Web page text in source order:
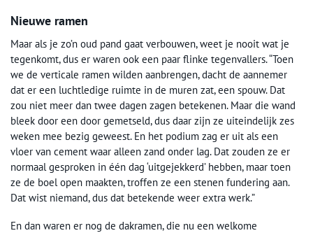
Nieuwe ramen
Maar als je zo’n oud pand gaat verbouwen, weet je nooit wat je
tegenkomt, dus er waren ook een paar flinke tegenvallers. “Toen
we de verticale ramen wilden aanbrengen, dacht de aannemer
dat er een luchtledige ruimte in de muren zat, een spouw. Dat
zou niet meer dan twee dagen zagen betekenen. Maar die wand
bleek door een door gemetseld, dus daar zijn ze uiteindelijk zes
weken mee bezig geweest. En het podium zag er uit als een
vloer van cement waar alleen zand onder lag. Dat zouden ze er
normaal gesproken in één dag ‘uitgejekkerd’ hebben, maar toen
ze de boel open maakten, troffen ze een stenen fundering aan.
Dat wist niemand, dus dat betekende weer extra werk.”
En dan waren er nog de dakramen, die nu een welkome